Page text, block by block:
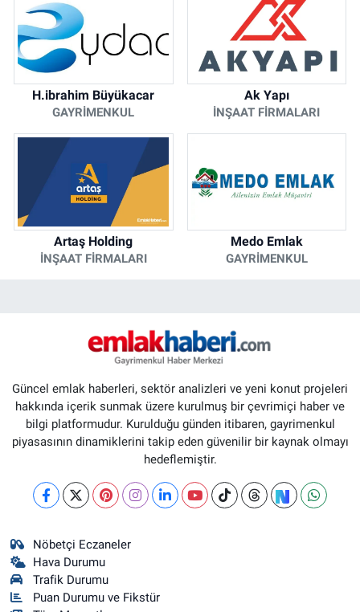
H.ibrahim Büyükacar
GAYRIMENKUL
Ak Yapı
İNŞAAT FIRMALARI
Artaş Holding
İNŞAAT FIRMALARI
Medo Emlak
GAYRIMENKUL
Güncel emlak haberleri, sektör analizleri ve yeni konut projeleri
hakkında içerik sunmak üzere kurulmuş bir çevrimiçi haber ve
bilgi platformudur. Kurulduğu günden itibaren, gayrimenkul
piyasasının dinamiklerini takip eden güvenilir bir kaynak olmayı
hedeflemiştir.
Nöbetçi Eczaneler
Hava Durumu
Trafik Durumu
Puan Durumu ve Fikstür